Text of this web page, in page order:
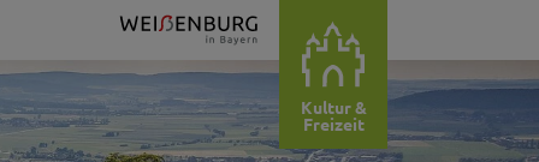
Kultur &
Freizeit